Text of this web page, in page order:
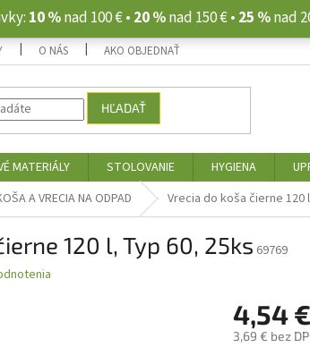
10 %nad 100 € • 20 %nad 150 € • 25 %nad
O NÁS AKO OBJEDNAŤ
HĽADAŤ
MATERIÁLY STOLOVANIE HYGIENA
A VRECIA NA ODPAD Vrecia do koša čierne 120
120 l, Typ 60, 25ks 69769
4,54 €
3,69 € bez